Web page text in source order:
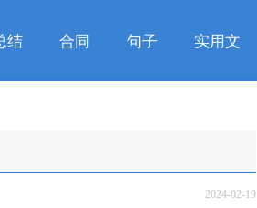
结 合同 句子 实用文
2024-02-19